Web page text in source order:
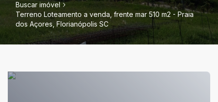
Buscar imóvel
Terreno Loteamento a venda, frente mar 510 m2 - Praia
dos Açores, Florianópolis SC